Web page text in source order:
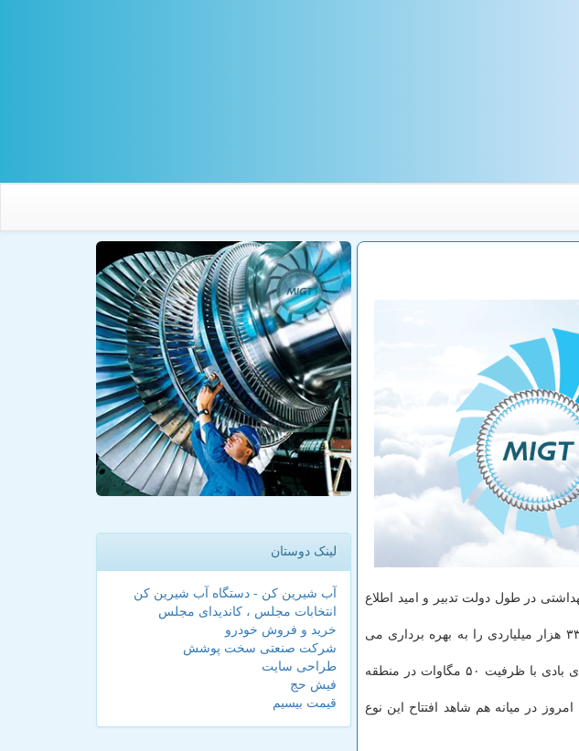
آب سالم و بهداشتی در طول دولت تدبیر و امید اطلاع
وی با اشاره ای به پویش " الف ب ایران" هم اظهار داشت: تا آخر سال ۲۲۷ پروژه با سرمایه گذاری ۳۳ هزار میلیاردی را به بهره برداری می
اردكانیان افزود: در مجموع ۶۰ پروژه افتتاح می شود كه همچون آنها افتتاح یكی از بزرگترین نیروگاه های بادی با ظرفیت ۵۰ مگاوات در منطقه
امروز در میانه هم شاهد افتتاح این نوع
لینک دوستان
آب شیرین کن - دستگاه آب شیرین کن
انتخابات مجلس ، کاندیدای مجلس
خرید و فروش خودرو
شرکت صنعتی سخت پوشش
طراحی سایت
فیش حج
قیمت بیسیم